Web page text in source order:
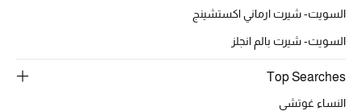
الحقائب
الحقائب النسائية
السويت- شيرت ارماني اكستشينج
السويت- شيرت بالم انجلز
Top Searches
النساء غوتشي